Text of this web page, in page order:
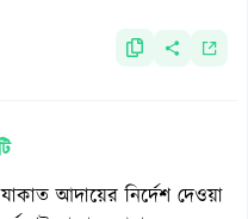
আদায়ের নির্দেশ দেওয়া